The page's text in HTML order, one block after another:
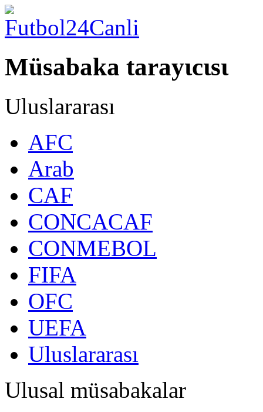
Müsabaka tarayιcιsι
Uluslararası
AFC
Arab
CAF
CONCACAF
CONMEBOL
FIFA
OFC
UEFA
Uluslararası
Ulusal müsabakalar